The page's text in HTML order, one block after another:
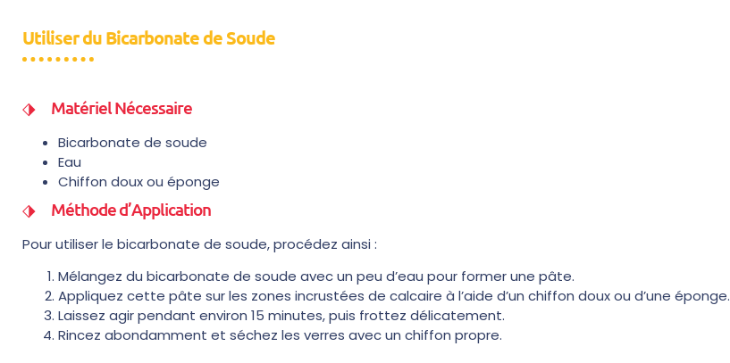
Utiliser du Bicarbonate de Soude
Matériel Nécessaire
Bicarbonate de soude
Eau
Chiffon doux ou éponge
Méthode d’Application
Pour utiliser le bicarbonate de soude, procédez ainsi :
Mélangez du bicarbonate de soude avec un peu d’eau pour former une pâte.
Appliquez cette pâte sur les zones incrustées de calcaire à l’aide d’un chiffon doux ou d’une éponge.
Laissez agir pendant environ 15 minutes, puis frottez délicatement.
Rincez abondamment et séchez les verres avec un chiffon propre.